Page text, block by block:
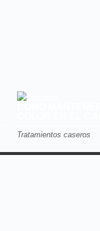
Tratamientos caseros